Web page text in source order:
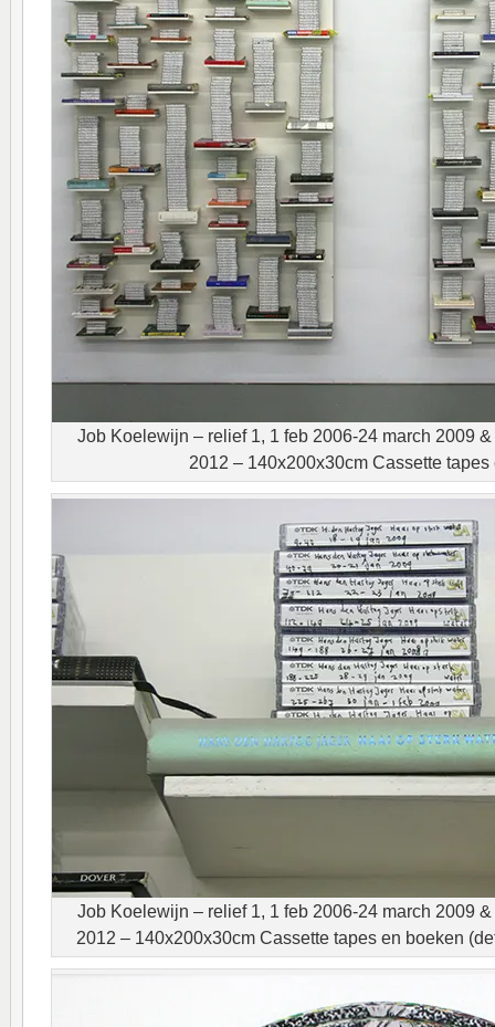
Job Koelewijn – relief 1, 1 feb 2006-24 march 2009
2012 – 140x200x30cm Cassette
Job Koelewijn – relief 1, 1 feb 2006-24 march 2009
2012 – 140x200x30cm Cassette tapes en boeken